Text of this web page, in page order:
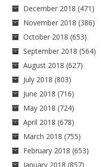
December 2018 (471)
November 2018 (386)
October 2018 (653)
September 2018 (564)
August 2018 (627)
July 2018 (803)
June 2018 (716)
May 2018 (724)
April 2018 (678)
March 2018 (755)
February 2018 (653)
January 2018 (857)